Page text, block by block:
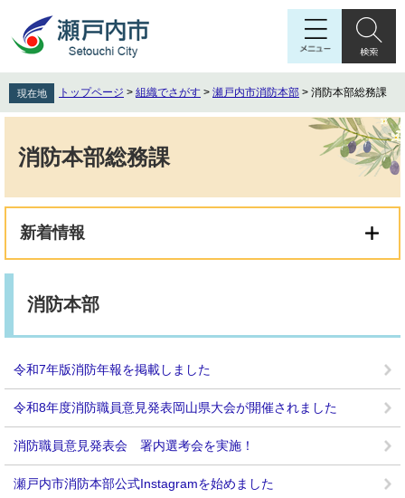
先
頭
を
飛
文
現在地 トップページ > 組織でさがす > 瀬戸内市消防本部 > 消防本部総務課
消防本部総務課
新着情報
消防本部
令和7年版消防年報を掲載しました
令和8年度消防職員意見発表岡山県大会が開催されました
消防職員意見発表会 署内選考会を実施！
瀬戸内市消防本部公式Instagramを始めました